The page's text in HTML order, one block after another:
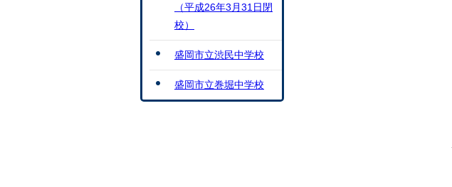
（平成26年3月31日閉
校）
盛岡市立渋民中学校
盛岡市立巻堀中学校